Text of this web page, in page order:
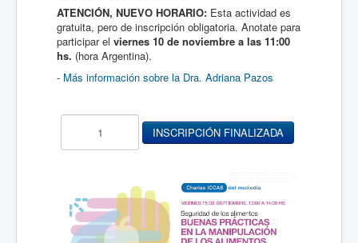
ATENCIÓN, NUEVO HORARIO: Esta actividad es
gratuita, pero de inscripción obligatoria. Anotate para
participar el viernes 10 de noviembre a las 11:00
hs. (hora Argentina).
- Más información sobre la Dra. Adriana Pazos